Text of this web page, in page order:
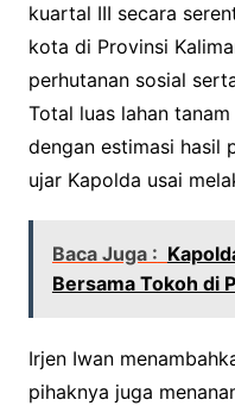
kuartal III secara
kota di Provinsi
perhutanan sosial
Total luas lahan
dengan estimasi hasil
ujar Kapolda usai
Baca Juga :
Bersama Tokoh di
Irjen Iwan
pihaknya juga